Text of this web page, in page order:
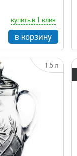
купить в 1 клик
в корзину
1.5 л